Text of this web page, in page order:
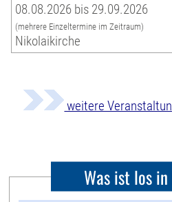
08.08.2026 bis 29.09.2026
(mehrere Einzeltermine im Zeitraum)
Nikolaikirche
weitere
Was ist los